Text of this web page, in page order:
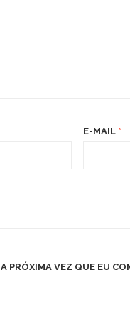
E-MAIL *
PRÓXIMA VEZ QUE EU